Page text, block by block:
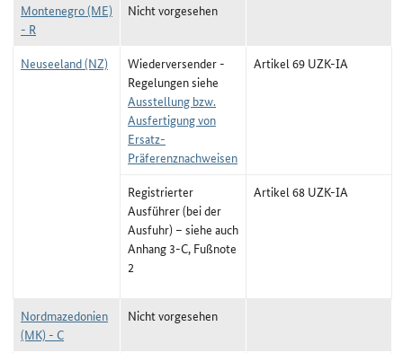
Montenegro (ME)
- R
Nicht vorgesehen
Neuseeland (NZ)
Wiederversender -
Regelungen siehe
Ausstellung bzw.
Ausfertigung von
Ersatz-
Präferenznachweisen
Artikel 69 UZK-IA
Registrierter
Ausführer (bei der
Ausfuhr) – siehe auch
Anhang 3-C, Fußnote
2
Artikel 68 UZK-IA
Nordmazedonien
(MK) - C
Nicht vorgesehen